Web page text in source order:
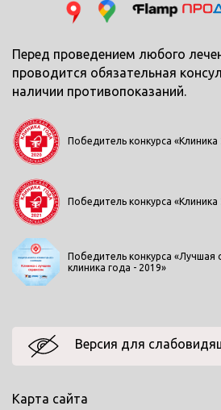
Перед проведением любого
проводится обязательная
наличии противопоказаний.
Победитель конкурса «Клиника
Победитель конкурса «Клиника
Победитель конкурса «Лучшая
клиника года - 2019»
Версия для
Карта сайта